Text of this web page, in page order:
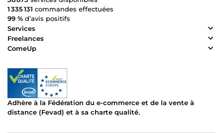
1 335 131 commandes effectuées
99 % d’avis positifs
Services
Freelances
ComeUp
Adhère à la Fédération du e-commerce et de la vente à
distance (Fevad) et à sa charte qualité.